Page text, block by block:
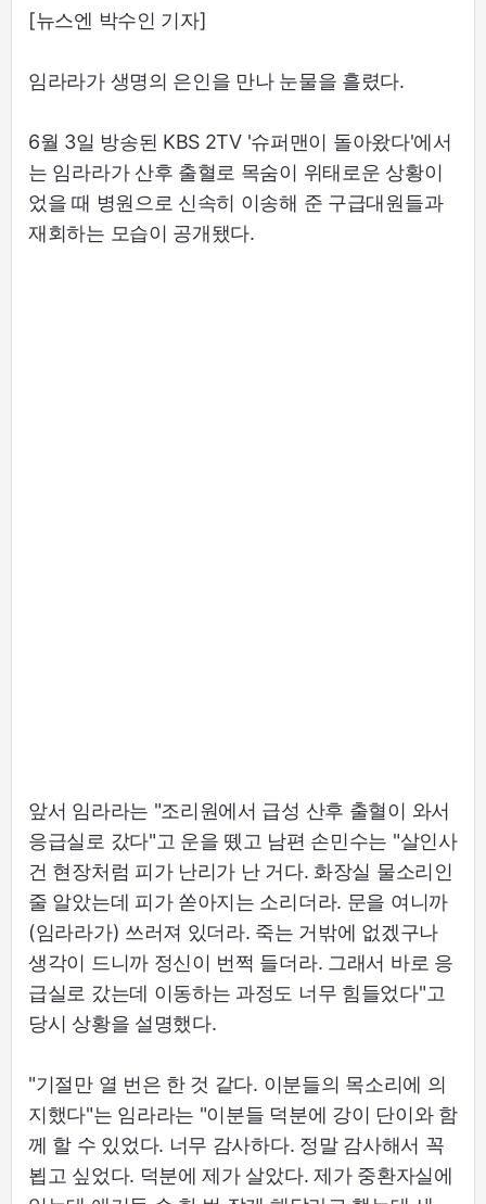
[뉴스엔 박수인 기자]
임라라가 생명의 은인을 만나 눈물을 흘렸다.
6월 3일 방송된 KBS 2TV '슈퍼맨이 돌아왔다'에서
는 임라라가 산후 출혈로 목숨이 위태로운 상황이
었을 때 병원으로 신속히 이송해 준 구급대원들과
재회하는 모습이 공개됐다.
앞서 임라라는 "조리원에서 급성 산후 출혈이 와서
응급실로 갔다"고 운을 뗐고 남편 손민수는 "살인사
건 현장처럼 피가 난리가 난 거다. 화장실 물소리인
줄 알았는데 피가 쏟아지는 소리더라. 문을 여니까
(임라라가) 쓰러져 있더라. 죽는 거밖에 없겠구나
생각이 드니까 정신이 번쩍 들더라. 그래서 바로 응
급실로 갔는데 이동하는 과정도 너무 힘들었다"고
당시 상황을 설명했다.
"기절만 열 번은 한 것 같다. 이분들의 목소리에 의
지했다"는 임라라는 "이분들 덕분에 강이 단이와 함
께 할 수 있었다. 너무 감사하다. 정말 감사해서 꼭
뵙고 싶었다. 덕분에 제가 살았다. 제가 중환자실에